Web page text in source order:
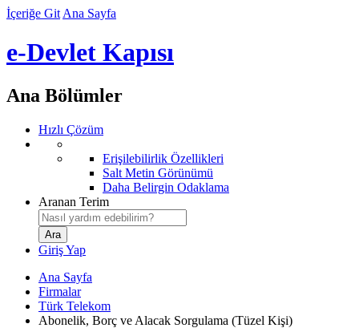
İçeriğe Git Ana Sayfa
e-Devlet Kapısı
Ana Bölümler
Hızlı Çözüm
Erişilebilirlik Özellikleri
Salt Metin Görünümü
Daha Belirgin Odaklama
Aranan Terim
Giriş Yap
Ana Sayfa
Firmalar
Türk Telekom
Abonelik, Borç ve Alacak Sorgulama (Tüzel Kişi)